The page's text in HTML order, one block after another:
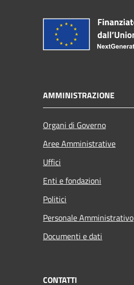
AMMINISTRAZIONE
Organi di Governo
Aree Amministrative
Uffici
Enti e fondazioni
Politici
Personale Amministrativo
Documenti e dati
CONTATTI